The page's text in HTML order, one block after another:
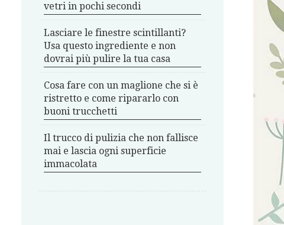
vetri in pochi secondi
Lasciare le finestre scintillanti?
Usa questo ingrediente e non
dovrai più pulire la tua casa
Cosa fare con un maglione che si è
ristretto e come ripararlo con
buoni trucchetti
Il trucco di pulizia che non fallisce
mai e lascia ogni superficie
immacolata